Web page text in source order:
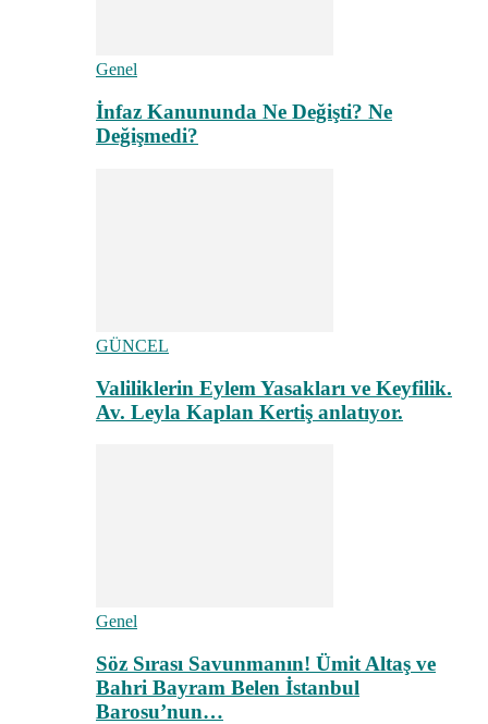
Genel
İnfaz Kanununda Ne Değişti? Ne
Değişmedi?
GÜNCEL
Valiliklerin Eylem Yasakları ve Keyfilik.
Av. Leyla Kaplan Kertiş anlatıyor.
Genel
Söz Sırası Savunmanın! Ümit Altaş ve
Bahri Bayram Belen İstanbul
Barosu’nun…